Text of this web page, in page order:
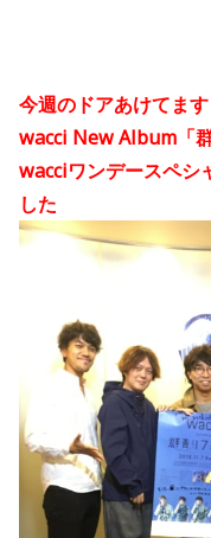
今週のドアあけてます
wacci New Album「
wacciワンデースペシ
した